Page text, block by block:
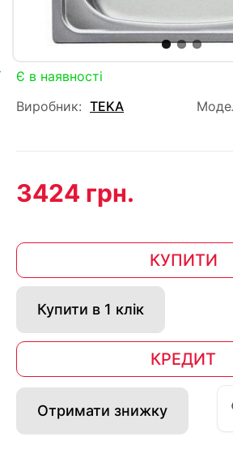
Є в наявності
Виробник: TEKA
3424 грн.
КУПИТИ
Купити в 1 клік
КРЕДИТ
Отримати знижку